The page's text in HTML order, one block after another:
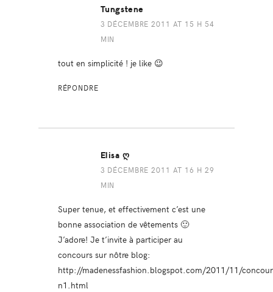
Tungstene
3 DÉCEMBRE 2011 AT 15 H 54
MIN
tout en simplicité ! je like 😉
RÉPONDRE
Elisa Ღ
3 DÉCEMBRE 2011 AT 16 H 29
MIN
Super tenue, et effectivement c’est une
bonne association de vêtements 🙂
J’adore! Je t’invite à participer au
concours sur nôtre blog:
http://madenessfashion.blogspot.com/2011/11/
n1.html